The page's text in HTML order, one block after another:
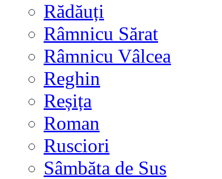
Rădăuți
Râmnicu Sărat
Râmnicu Vâlcea
Reghin
Reșița
Roman
Rusciori
Sâmbăta de Sus